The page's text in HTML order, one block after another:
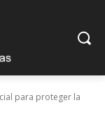
para proteger la